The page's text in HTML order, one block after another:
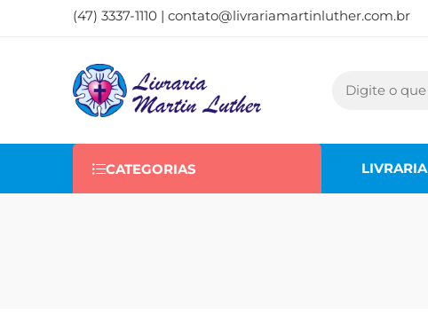
(47) 3337-1110 | contato@livrariamartinluther.com.br
CATEGORIAS LIVRARIA